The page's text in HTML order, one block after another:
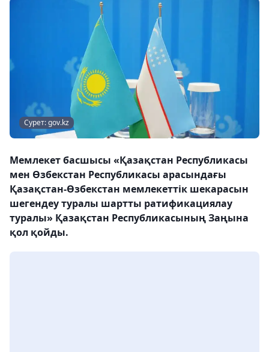
Сурет: gov.kz
Мемлекет басшысы «Қазақстан Республикасы
мен Өзбекстан Республикасы арасындағы
Қазақстан-Өзбекстан мемлекеттік шекарасын
шегендеу туралы шартты ратификациялау
туралы» Қазақстан Республикасының Заңына
қол қойды.